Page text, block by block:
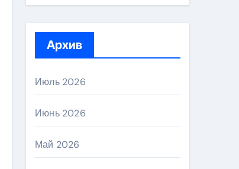
Архив
Июль 2026
Июнь 2026
Май 2026